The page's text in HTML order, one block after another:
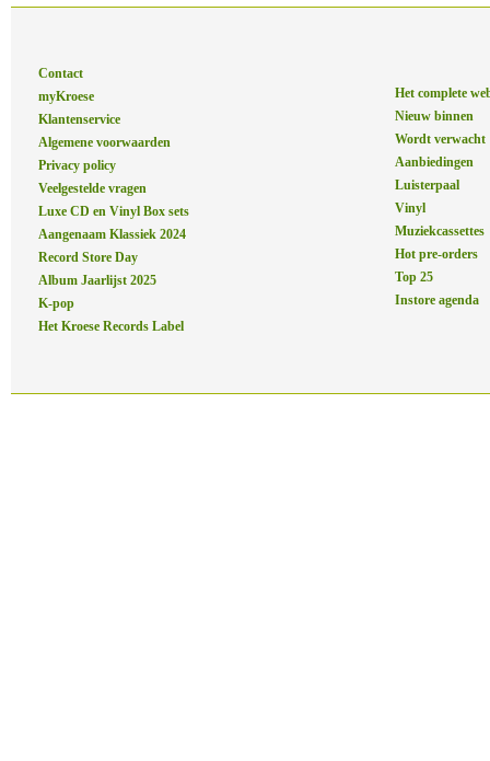
Contact
myKroese
Klantenservice
Algemene voorwaarden
Privacy policy
Veelgestelde vragen
Luxe CD en Vinyl Box sets
Aangenaam Klassiek 2024
Record Store Day
Album Jaarlijst 2025
K-pop
Het Kroese Records Label
Het complete
Nieuw binnen
Wordt verwacht
Aanbiedingen
Luisterpaal
Vinyl
Muziekcassettes
Hot pre-orders
Top 25
Instore agenda